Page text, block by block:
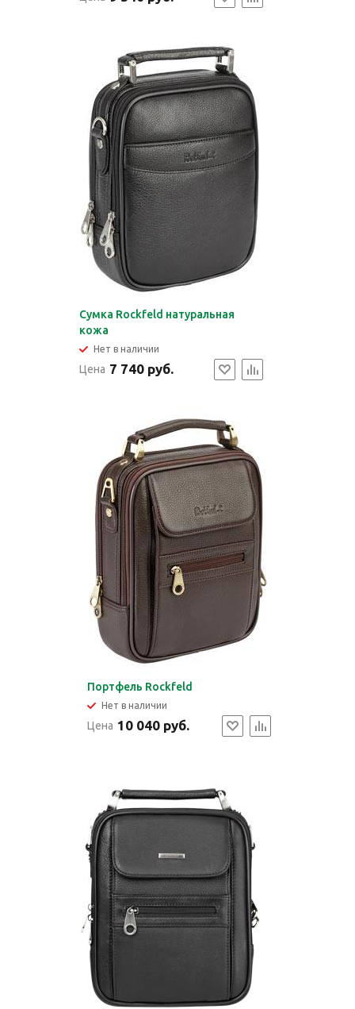
Сумка Rockfeld натуральная
кожа
Нет в наличии
Цена 7 740 руб.
Портфель Rockfeld
Нет в наличии
Цена 10 040 руб.